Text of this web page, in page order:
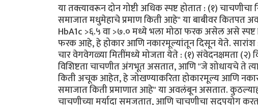
या तक्त्यावरून दोन गोष्टी अधिक स्पष्ट होतात : (१)
समाजात मधुमेहाचे प्रमाण किती आहे" या बाबीवर कितपत
HbA1c >६.५ वा >७.० मध्ये भला मोठा फरक असेल असे स्पष्ट
फरक आहे, हे होकार आणि नकारमूल्यांतून दिसून येते.
चार वेगवेगळ्या मितींमध्ये मोजता येते : (१) संवेदनक्षमता
विशिष्टता चाचणीत अंगभूत असतात, आणि "जे शोधायचे ते
किती अचूक आहेत, हे जोखण्याकरिता होकारमूल्य आणि
समाजात किती प्रमाणात आहे" या अवलंबून असतात.
चाचणीच्या मर्यादा समजतात, आणि चाचणीचा सदुपयोग